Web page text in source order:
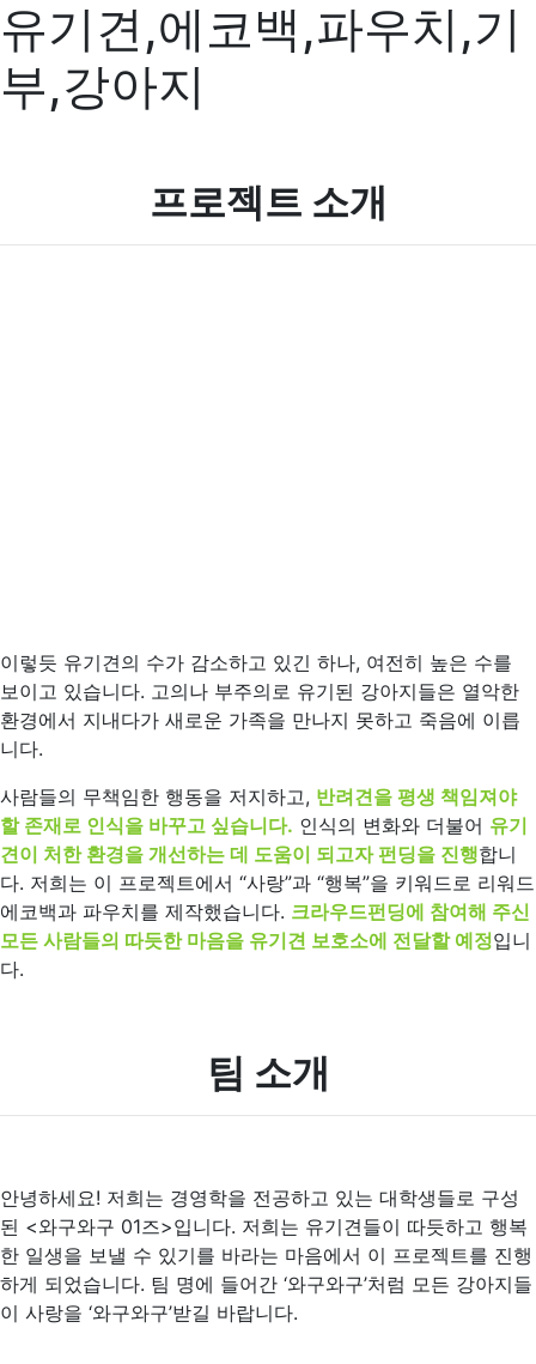
유기견,에코백,파우치,기
부,강아지
프로젝트 소개
이렇듯 유기견의 수가 감소하고 있긴 하나, 여전히 높은 수를
보이고 있습니다. 고의나 부주의로 유기된 강아지들은 열악한
환경에서 지내다가 새로운 가족을 만나지 못하고 죽음에 이릅
니다.
사람들의 무책임한 행동을 저지하고, 반려견을 평생 책임져야
할 존재로 인식을 바꾸고 싶습니다. 인식의 변화와 더불어 유기
견이 처한 환경을 개선하는 데 도움이 되고자 펀딩을 진행합니
다. 저희는 이 프로젝트에서 “사랑”과 “행복”을 키워드로 리워드
에코백과 파우치를 제작했습니다. 크라우드펀딩에 참여해 주신
모든 사람들의 따듯한 마음을 유기견 보호소에 전달할 예정입니
다.
팀 소개
안녕하세요! 저희는 경영학을 전공하고 있는 대학생들로 구성
된 <와구와구 01즈>입니다. 저희는 유기견들이 따듯하고 행복
한 일생을 보낼 수 있기를 바라는 마음에서 이 프로젝트를 진행
하게 되었습니다. 팀 명에 들어간 ‘와구와구’처럼 모든 강아지들
이 사랑을 ‘와구와구’받길 바랍니다.